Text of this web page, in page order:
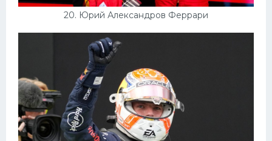
20. Юрий Александров Феррари